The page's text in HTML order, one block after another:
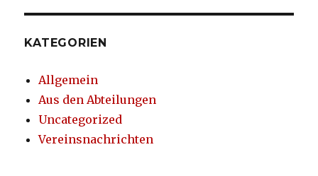
KATEGORIEN
Allgemein
Aus den Abteilungen
Uncategorized
Vereinsnachrichten